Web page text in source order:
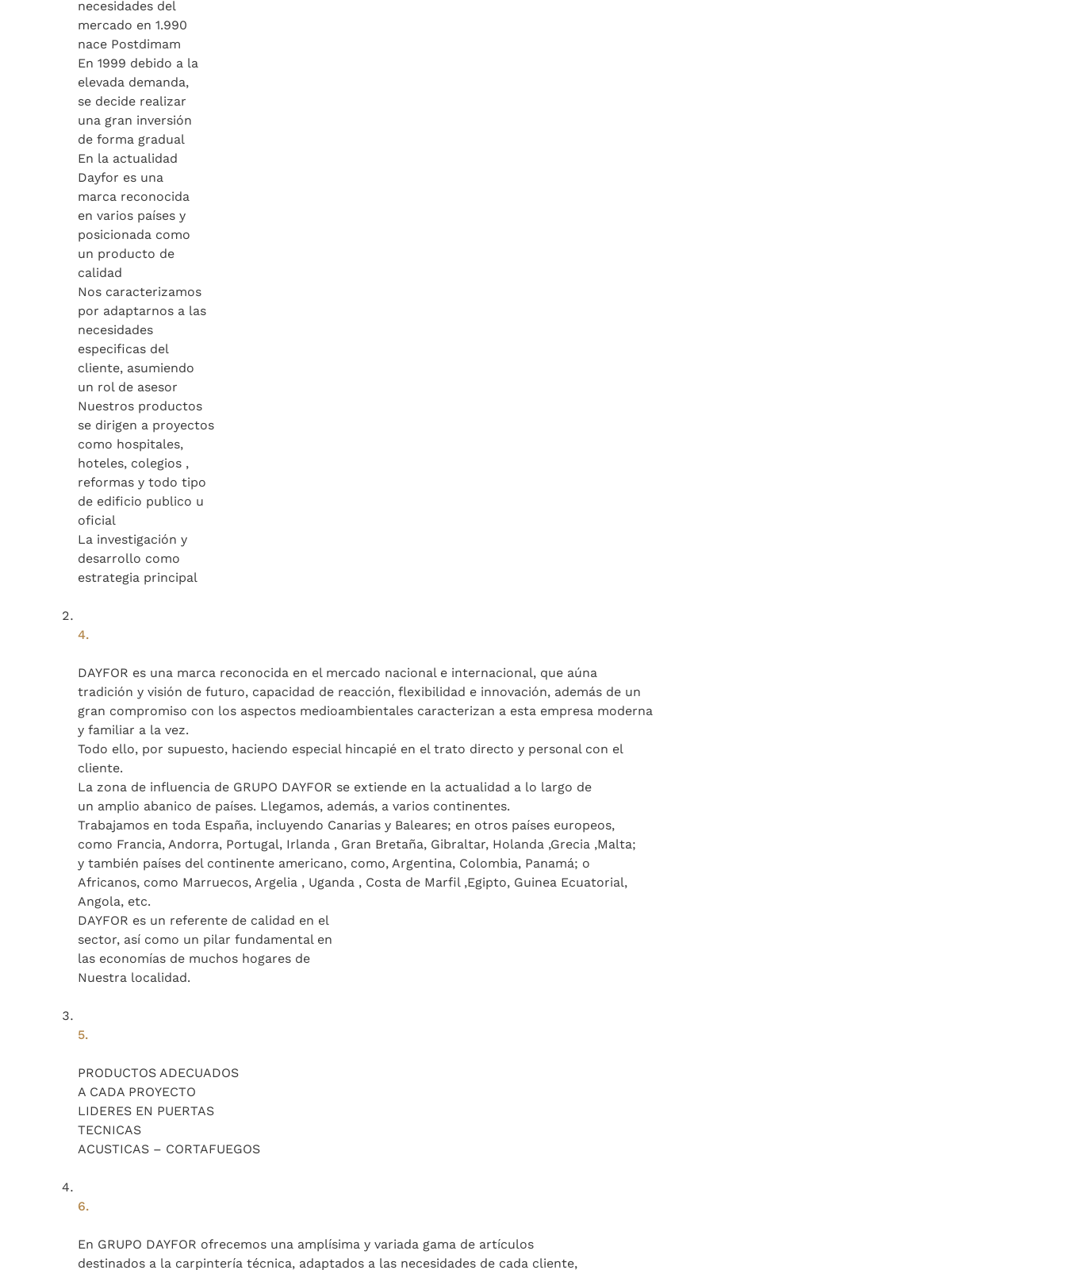
necesidades del
mercado en 1.990
nace Postdimam
En 1999 debido a la
elevada demanda,
se decide realizar
una gran inversión
de forma gradual
En la actualidad
Dayfor es una
marca reconocida
en varios países y
posicionada como
un producto de
calidad
Nos caracterizamos
por adaptarnos a las
necesidades
especificas del
cliente, asumiendo
un rol de asesor
Nuestros productos
se dirigen a proyectos
como hospitales,
hoteles, colegios ,
reformas y todo tipo
de edificio publico u
oficial
La investigación y
desarrollo como
estrategia principal
4.
DAYFOR es una marca reconocida en el mercado nacional e internacional, que aúna
tradición y visión de futuro, capacidad de reacción, flexibilidad e innovación, además de un
gran compromiso con los aspectos medioambientales caracterizan a esta empresa moderna
y familiar a la vez.
Todo ello, por supuesto, haciendo especial hincapié en el trato directo y personal con el
cliente.
La zona de influencia de GRUPO DAYFOR se extiende en la actualidad a lo largo de
un amplio abanico de países. Llegamos, además, a varios continentes.
Trabajamos en toda España, incluyendo Canarias y Baleares; en otros países europeos,
como Francia, Andorra, Portugal, Irlanda , Gran Bretaña, Gibraltar, Holanda ,Grecia ,Malta;
y también países del continente americano, como, Argentina, Colombia, Panamá; o
Africanos, como Marruecos, Argelia , Uganda , Costa de Marfil ,Egipto, Guinea Ecuatorial,
Angola, etc.
DAYFOR es un referente de calidad en el
sector, así como un pilar fundamental en
las economías de muchos hogares de
Nuestra localidad.
5.
PRODUCTOS ADECUADOS
A CADA PROYECTO
LIDERES EN PUERTAS
TECNICAS
ACUSTICAS – CORTAFUEGOS
6.
En GRUPO DAYFOR ofrecemos una amplísima y variada gama de artículos
destinados a la carpintería técnica, adaptados a las necesidades de cada cliente,